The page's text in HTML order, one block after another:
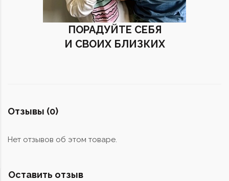
ПОРАДУЙТЕ СЕБЯ
И СВОИХ БЛИЗКИХ
Отзывы (0)
Нет отзывов об этом товаре.
Оставить отзыв